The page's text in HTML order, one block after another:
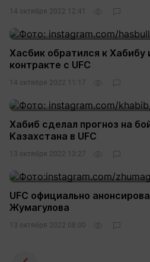
14 октября 2022 12:41
Хасбик обратился к Хабибу
контракте с UFC
14 октября 2022 11:17
Хабиб сделал прогноз на
Казахстана в UFC
13 октября 2022 13:27
UFC официально
Жумагулова
13 октября 2022 08:00